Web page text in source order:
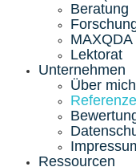
Beratung
Lektorat
Unternehmen
Über mich
Ressourcen